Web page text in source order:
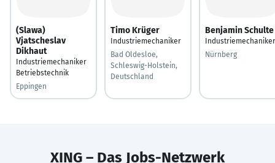
(Slawa)
Vjatscheslav
Dikhaut
Industriemechaniker
Betriebstechnik
Eppingen
Timo Krüger
Industriemechaniker
Bad Oldesloe,
Schleswig-Holstein,
Deutschland
Benjamin Schulte
Industriemechaniker
Nürnberg
XING – Das Jobs-Netzwerk